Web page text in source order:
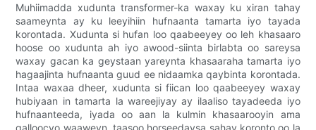
Muhiimadda xudunta transformer-ka waxay ku xiran tahay
saameynta ay ku leeyihiin hufnaanta tamarta iyo tayada
korontada. Xudunta si hufan loo qaabeeyey oo leh khasaaro
hoose oo xudunta ah iyo awood-siinta birlabta oo sareysa
waxay gacan ka geystaan ​​​​yareynta khasaaraha tamarta iyo
hagaajinta hufnaanta guud ee nidaamka qaybinta korontada.
Intaa waxaa dheer, xudunta si fiican loo qaabeeyey waxay
hubiyaan in tamarta la wareejiyay ay ilaaliso tayadeeda iyo
hufnaanteeda, iyada oo aan la kulmin khasaarooyin ama
qalloocyo waaweyn, taasoo horseedaysa sahay koronto oo la